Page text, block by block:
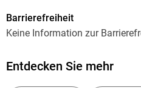
Gekürzt
Laufzeit
Barrierefreiheit
Keine Information zur
Entdecken Sie mehr